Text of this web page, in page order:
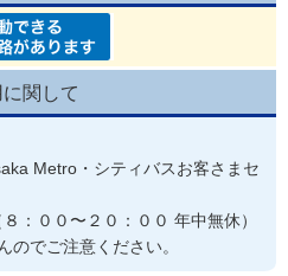
関して
Metro・シティバスお客さまセ
：００〜２０：００ 年中無休）
でご注意ください。